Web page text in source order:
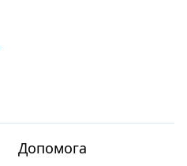
Допомога